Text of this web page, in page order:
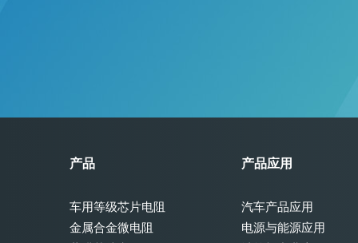
产品
车用等级芯片电阻
金属合金微电阻
产品应用
汽车产品应用
电源与能源应用